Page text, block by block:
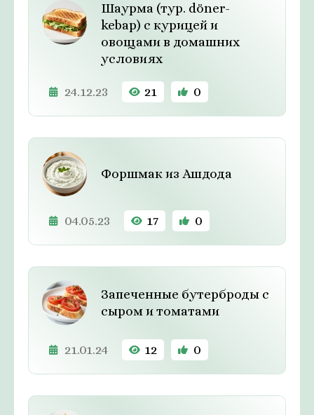
Шаурма (тур. döner-
kebap) с курицей и
овощами в домашних
условиях
24.12.23 21 0
Форшмак из Ашдода
04.05.23 17 0
Запеченные бутерброды с
сыром и томатами
21.01.24 12 0